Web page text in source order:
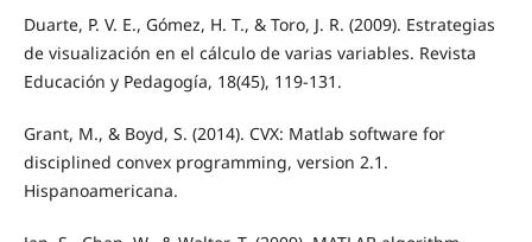
Duarte, P. V. E., Gómez, H. T., & Toro, J. R. (2009). Estrategias
de visualización en el cálculo de varias variables. Revista
Educación y Pedagogía, 18(45), 119-131.
Grant, M., & Boyd, S. (2014). CVX: Matlab software for
disciplined convex programming, version 2.1.
Hispanoamericana.